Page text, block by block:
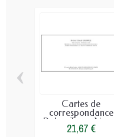
Cartes de
correspondance
Police Times Noir...
21,67 €
‹